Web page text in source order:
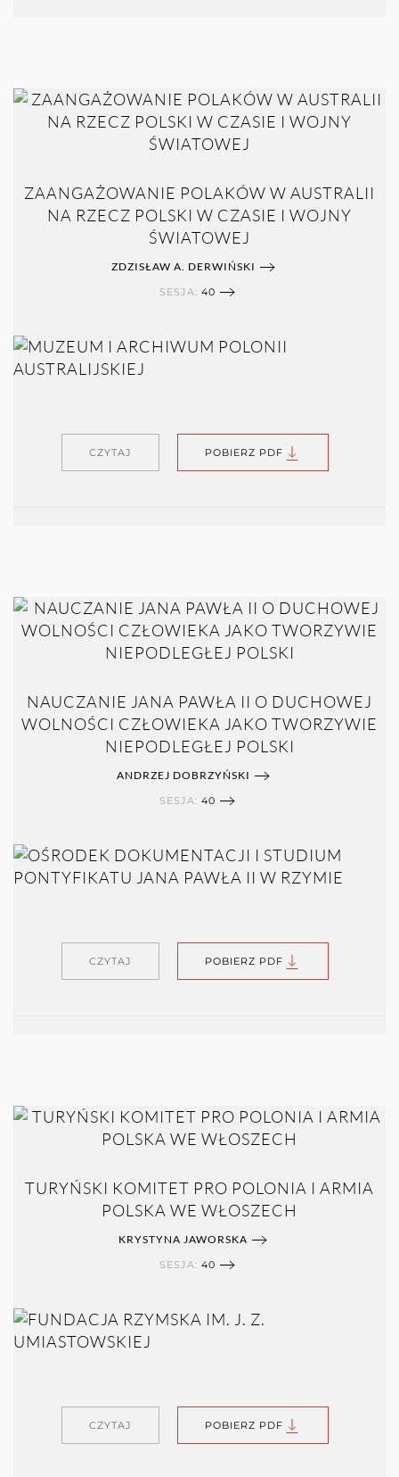
ZAANGAŻOWANIE POLAKÓW W AUSTRALII
NA RZECZ POLSKI W CZASIE I WOJNY
ŚWIATOWEJ
ZDZISŁAW A. DERWIŃSKI
SESJA: 40
CZYTAJ POBIERZ PDF
NAUCZANIE JANA PAWŁA II O DUCHOWEJ
WOLNOŚCI CZŁOWIEKA JAKO TWORZYWIE
NIEPODLEGŁEJ POLSKI
ANDRZEJ DOBRZYŃSKI
SESJA: 40
CZYTAJ POBIERZ PDF
TURYŃSKI KOMITET PRO POLONIA I ARMIA
POLSKA WE WŁOSZECH
KRYSTYNA JAWORSKA
SESJA: 40
CZYTAJ POBIERZ PDF